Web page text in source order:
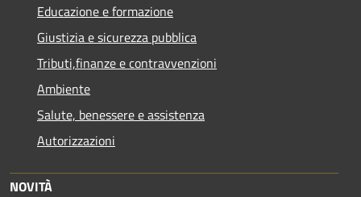
Educazione e formazione
Giustizia e sicurezza pubblica
Tributi,finanze e contravvenzioni
Ambiente
Salute, benessere e assistenza
Autorizzazioni
NOVITÀ